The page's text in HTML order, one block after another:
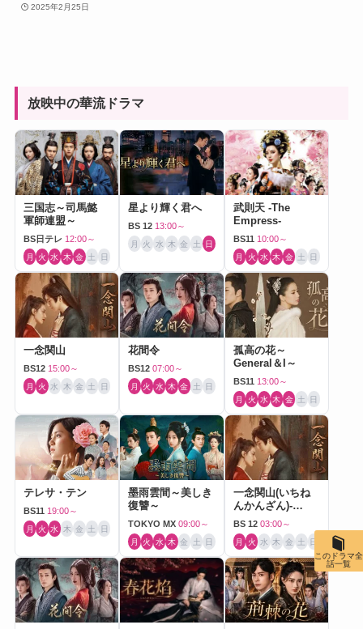
2025年2月25日
放映中の華流ドラマ
三国志～司馬懿
軍師連盟～
BS日テレ 12:00～
月 火 水 木 金 土 日
星より輝く君へ
BS 12 13:00～
月 火 水 木 金 土 日
武則天 -The
Empress-
BS11 10:00～
月 火 水 木 金 土 日
一念関山
BS12 15:00～
月 火 水 木 金 土 日
花間令
BS12 07:00～
月 火 水 木 金 土 日
孤高の花～
General＆I～
BS11 13:00～
月 火 水 木 金 土 日
テレサ・テン
BS11 19:00～
月 火 水 木 金 土 日
墨雨雲間～美しき
復讐～
TOKYO MX 09:00～
月 火 水 木 金 土 日
一念関山(いちね
んかんざん)-
Journey to Love-
BS 12 03:00～
月 火 水 木 金 土
日
このドラマ全
話一覧